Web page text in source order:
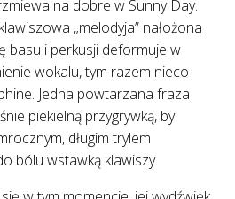
na dobre w Sunny Day.
„melodyja” nałożona
basu i perkusji deformuje w
wokalu, tym razem nieco
Jedna powtarzana fraza
piekielną przygrywką, by
długim trylem
bólu wstawką klawiszy.